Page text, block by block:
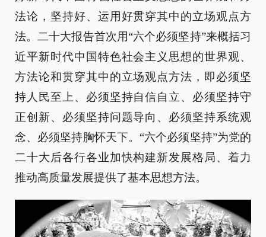
法论，坚持好、运用好贯穿其中的立场观点方
法。二十大报告首次用“六个必须坚持”来概括习
近平新时代中国特色社会主义思想的世界观、
方法论和贯穿其中的立场观点方法，即必须坚
持人民至上、必须坚持自信自立、必须坚持守
正创新、必须坚持问题导向、必须坚持系统观
念、必须坚持胸怀天下。“六个必须坚持”为党的
二十大后各行各业加快构建新发展格局、着力
推动高质量发展提供了基本思想方法。